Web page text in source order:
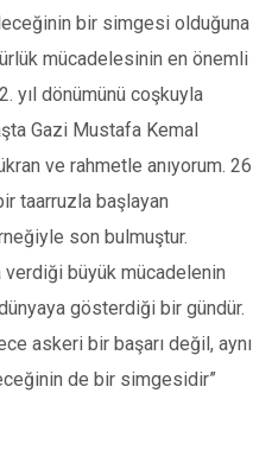
bir simgesi olduğuna
mücadelesinin en önemli
yıl dönümünü coşkuyla
Gazi Mustafa Kemal
ve rahmetle anıyorum. 26
taarruzla başlayan
son bulmuştur.
verdiği büyük mücadelenin
gösterdiği bir gündür.
askeri bir başarı değil, aynı
de bir simgesidir”